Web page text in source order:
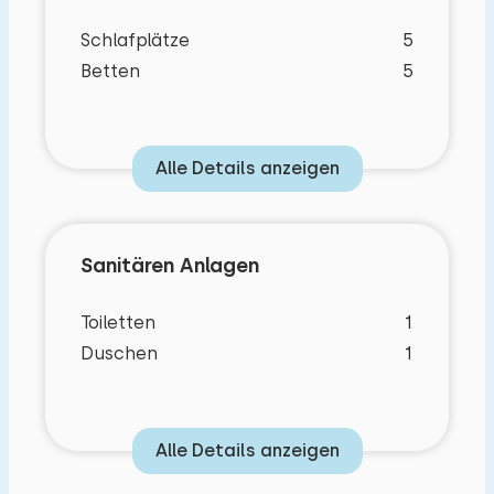
Das Badezimmer befindet sich ebenfalls im
Erdgeschoss und ist mit Dusche, Waschbecken
erste Schlafzimmer verfügt über zwei
zusammengeschobene Einzelbetten, das zweite
außerdem Zentralheizung, eine Waschmaschine,
Gartenmöbeln und Sonnenschirm. Sie können Ihr
Auto 75 Meter vom Ferienhaus entfernt parken
Schlafplätze
5
Betten
5
Alle Details anzeigen
Sanitären Anlagen
Toiletten
1
Duschen
1
Alle Details anzeigen